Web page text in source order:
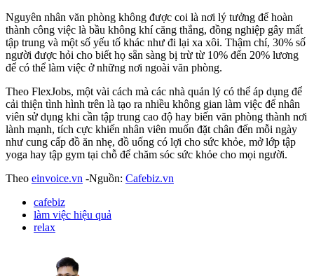
Nguyên nhân văn phòng không được coi là nơi lý tưởng để hoàn
thành công việc là bầu không khí căng thẳng, đồng nghiệp gây mất
tập trung và một số yếu tố khác như đi lại xa xôi. Thậm chí, 30% số
người được hỏi cho biết họ sẵn sàng bị trừ từ 10% đến 20% lương
để có thể làm việc ở những nơi ngoài văn phòng.
Theo FlexJobs, một vài cách mà các nhà quản lý có thể áp dụng để
cải thiện tình hình trên là tạo ra nhiều không gian làm việc để nhân
viên sử dụng khi cần tập trung cao độ hay biến văn phòng thành nơi
lành mạnh, tích cực khiến nhân viên muốn đặt chân đến mỗi ngày
như cung cấp đồ ăn nhẹ, đồ uống có lợi cho sức khỏe, mở lớp tập
yoga hay tập gym tại chỗ để chăm sóc sức khỏe cho mọi người.
Theo einvoice.vn -Nguồn: Cafebiz.vn
cafebiz
làm việc hiệu quả
relax